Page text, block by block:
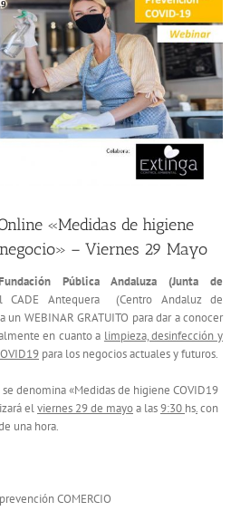
«Medidas de higiene
– Viernes 29 Mayo
Pública Andaluza (Junta de
Antequera (Centro Andaluz de
WEBINAR GRATUITO para dar a conocer
en cuanto a limpieza, desinfección y
para los negocios actuales y futuros.
denomina «Medidas de higiene COVID19
elviernes 29 de mayoa las9:30 hs.con
una hora.
COMERCIO